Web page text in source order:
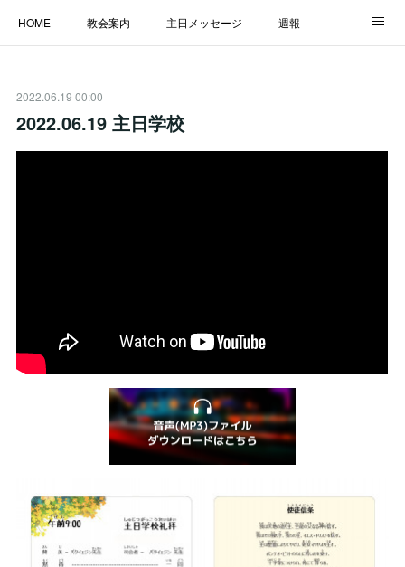
HOME 教会案内 主日メッセージ 週報
2022.06.19 00:00
2022.06.19 主日学校